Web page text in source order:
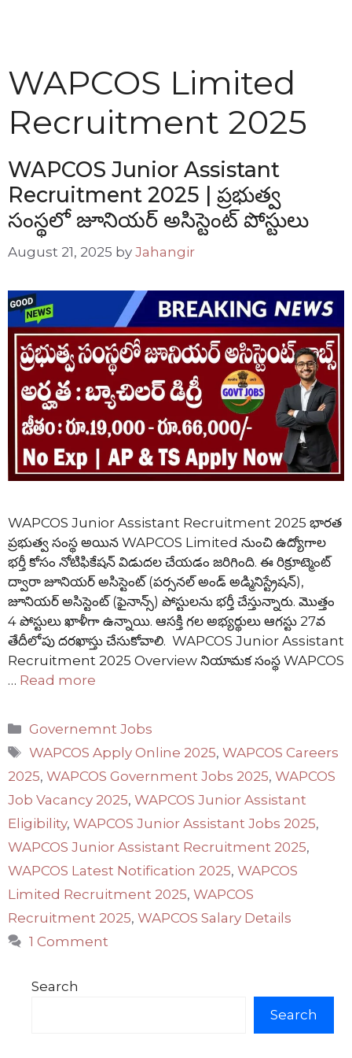
WAPCOS Limited
Recruitment 2025
WAPCOS Junior Assistant
Recruitment 2025 | ప్రభుత్వ
సంస్థలో జూనియర్ అసిస్టెంట్ పోస్టులు
August 21, 2025 by Jahangir
WAPCOS Junior Assistant Recruitment 2025 భారత
ప్రభుత్వ సంస్థ అయిన WAPCOS Limited నుంచి ఉద్యోగాల
భర్తీ కోసం నోటిఫికేషన్ విడుదల చేయడం జరిగింది. ఈ రిక్రూట్మెంట్
ద్వారా జూనియర్ అసిస్టెంట్ (పర్సనల్ అండ్ అడ్మినిస్ట్రేషన్),
జూనియర్ అసిస్టెంట్ (ఫైనాన్స్) పోస్టులను భర్తీ చేస్తున్నారు. మొత్తం
4 పోస్టులు ఖాళీగా ఉన్నాయి. ఆసక్తి గల అభ్యర్థులు ఆగస్టు 27వ
తేదీలోపు దరఖాస్తు చేసుకోవాలి. WAPCOS Junior Assistant
Recruitment 2025 Overview నియామక సంస్థ WAPCOS
… Read more
Categories
Governemnt Jobs
Tags
WAPCOS Apply Online 2025,WAPCOS Careers
2025, WAPCOS Government Jobs 2025, WAPCOS
Job Vacancy 2025, WAPCOS Junior Assistant
Eligibility, WAPCOS Junior Assistant Jobs 2025,
WAPCOS Junior Assistant Recruitment 2025,
WAPCOS Latest Notification 2025, WAPCOS
Limited Recruitment 2025, WAPCOS
Recruitment 2025, WAPCOS Salary Details
1 Comment
Search
Search